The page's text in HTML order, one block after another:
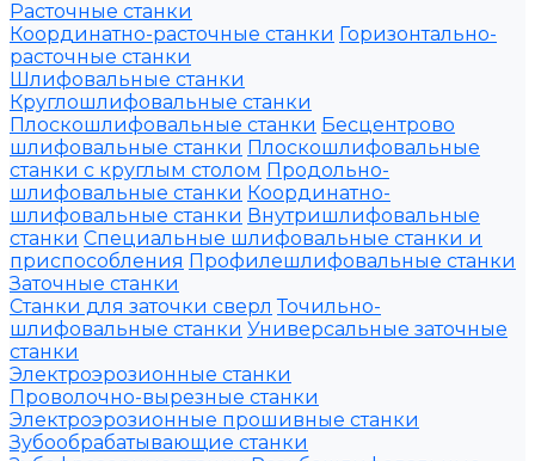
Расточные станки
Координатно-расточные станки Горизонтально-
расточные станки
Шлифовальные станки
Круглошлифовальные станки
Плоскошлифовальные станки Бесцентрово
шлифовальные станки Плоскошлифовальные
станки с круглым столом Продольно-
шлифовальные станки Координатно-
шлифовальные станки Внутришлифовальные
станки Специальные шлифовальные станки и
приспособления Профилешлифовальные станки
Заточные станки
Станки для заточки сверл Точильно-
шлифовальные станки Универсальные заточные
станки
Электроэрозионные станки
Проволочно-вырезные станки
Электроэрозионные прошивные станки
Зубообрабатывающие станки